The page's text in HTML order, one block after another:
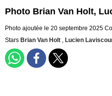
Photo Brian Van Holt,
Photo ajoutée le 20 septembre 2025
Stars Brian Van Holt , Lucien